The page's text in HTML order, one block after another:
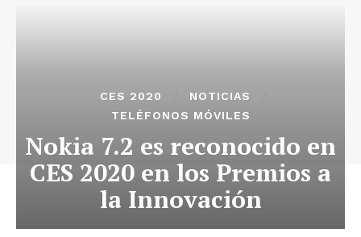
CES 2020
NOTICIAS
TELÉFONOS MÓVILES
Nokia 7.2 es reconocido en
CES 2020 en los Premios a
la Innovación